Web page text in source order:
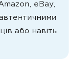
eBay,
або навіть